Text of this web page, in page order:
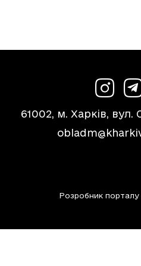
61002, м. Харків, вул.
Розробник порталу